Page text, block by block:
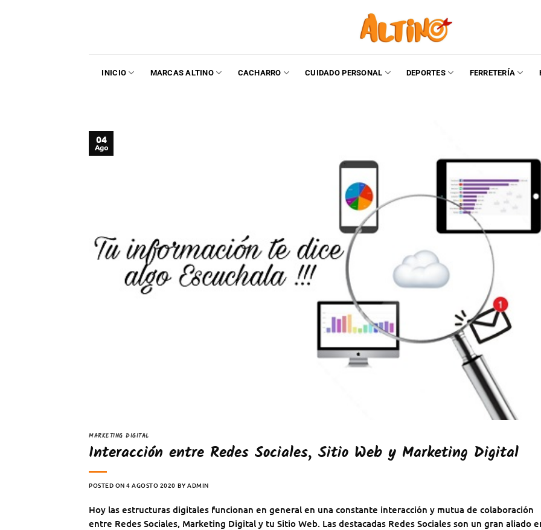
INICIO MARCAS ALTINO CACHARRO CUIDADO PERSONAL DEPORTES FERRETERÍA
04
Ago
MARKETING DIGITAL
Interacción entre Redes Sociales, Sitio Web y Marketing Digital
POSTED ON4 AGOSTO 2020 BYADMIN
Hoy las estructuras digitales funcionan en general en una constante interacción y mutua de colaboración
entre Redes Sociales, Marketing Digital y tu Sitio Web. Las destacadas Redes Sociales son un gran aliado